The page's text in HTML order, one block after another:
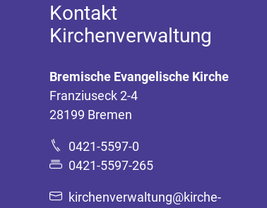
Kontakt
Kirchenverwaltung
Bremische Evangelische Kirche
Franziuseck 2-4
28199 Bremen
0421-5597-0
0421-5597-265
kirchenverwaltung@kirche-